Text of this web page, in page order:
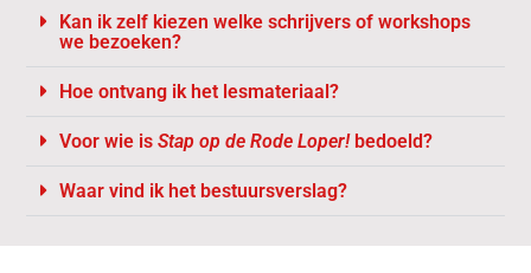
Kan ik zelf kiezen welke schrijvers of workshops
we bezoeken?
Hoe ontvang ik het lesmateriaal?
Voor wie isStap op de Rode Loper!bedoeld?
Waar vind ik het bestuursverslag?